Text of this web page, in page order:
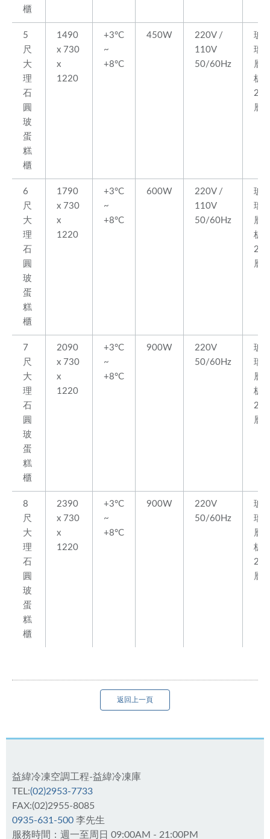
櫃
5
尺
大
理
石
圓
玻
蛋
糕
櫃
1490
x 730
x
1220
+3°C
~
+8°C
450W
220V /
110V
50/60Hz
玻
璃
層
板
2
層
6
尺
大
理
石
圓
玻
蛋
糕
櫃
1790
x 730
x
1220
+3°C
~
+8°C
600W
220V /
110V
50/60Hz
玻
璃
層
板
2
層
7
尺
大
理
石
圓
玻
蛋
糕
櫃
2090
x 730
x
1220
+3°C
~
+8°C
900W
220V
50/60Hz
玻
璃
層
板
2
層
8
尺
大
理
石
圓
玻
蛋
糕
櫃
2390
x 730
x
1220
+3°C
~
+8°C
900W
220V
50/60Hz
玻
璃
層
板
2
層
返回上一頁
益緯冷凍空調工程-益緯冷凍庫
TEL:(02)2953-7733
FAX:(02)2955-8085
0935-631-500 李先生
服務時間：週一至周日 09:00AM - 21:00PM